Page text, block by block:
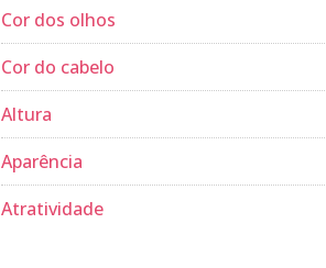
Cor dos olhos
Cor do cabelo
Altura
Aparência
Atratividade